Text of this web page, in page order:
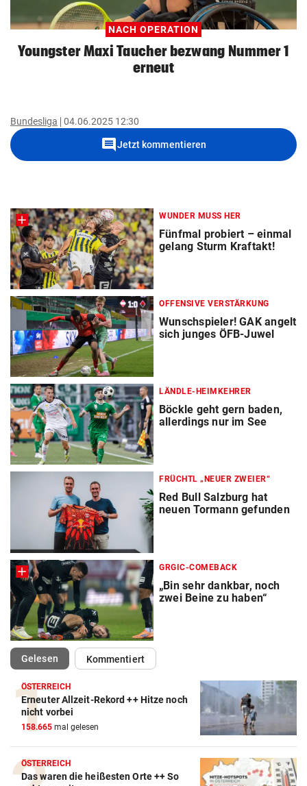
NACH OPERATION
Youngster Maxi Taucher bezwang Nummer 1
erneut
Bundesliga 04.06.2025 12:30
commentJetzt kommentieren
WUNDER MUSS HER
Fünfmal probiert – einmal
gelang Sturm Kraftakt!
OFFENSIVE VERSTÄRKUNG
Wunschspieler! GAK angelt
sich junges ÖFB-Juwel
LÄNDLE-HEIMKEHRER
Böckle geht gern baden,
allerdings nur im See
FRÜCHTL „NEUER ZWEIER“
Red Bull Salzburg hat
neuen Tormann gefunden
GRGIC-COMEBACK
„Bin sehr dankbar, noch
zwei Beine zu haben“
Gelesen(ausgewählt)Kommentiert
ÖSTERREICH
Erneuter Allzeit-Rekord ++ Hitze noch
nicht vorbei
158.665 mal gelesen
ÖSTERREICH
Das waren die heißesten Orte ++ So
Action-Cam Vergleich
ZUM VERGLEICH
Crosstrainer Vergleich
ZUM VERGLEICH